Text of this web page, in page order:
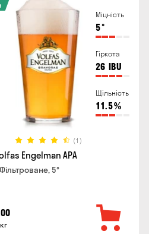
Міцність
5°
Гіркота
26 IBU
Щільність
11.5%
(1)
Engelman APA
5°